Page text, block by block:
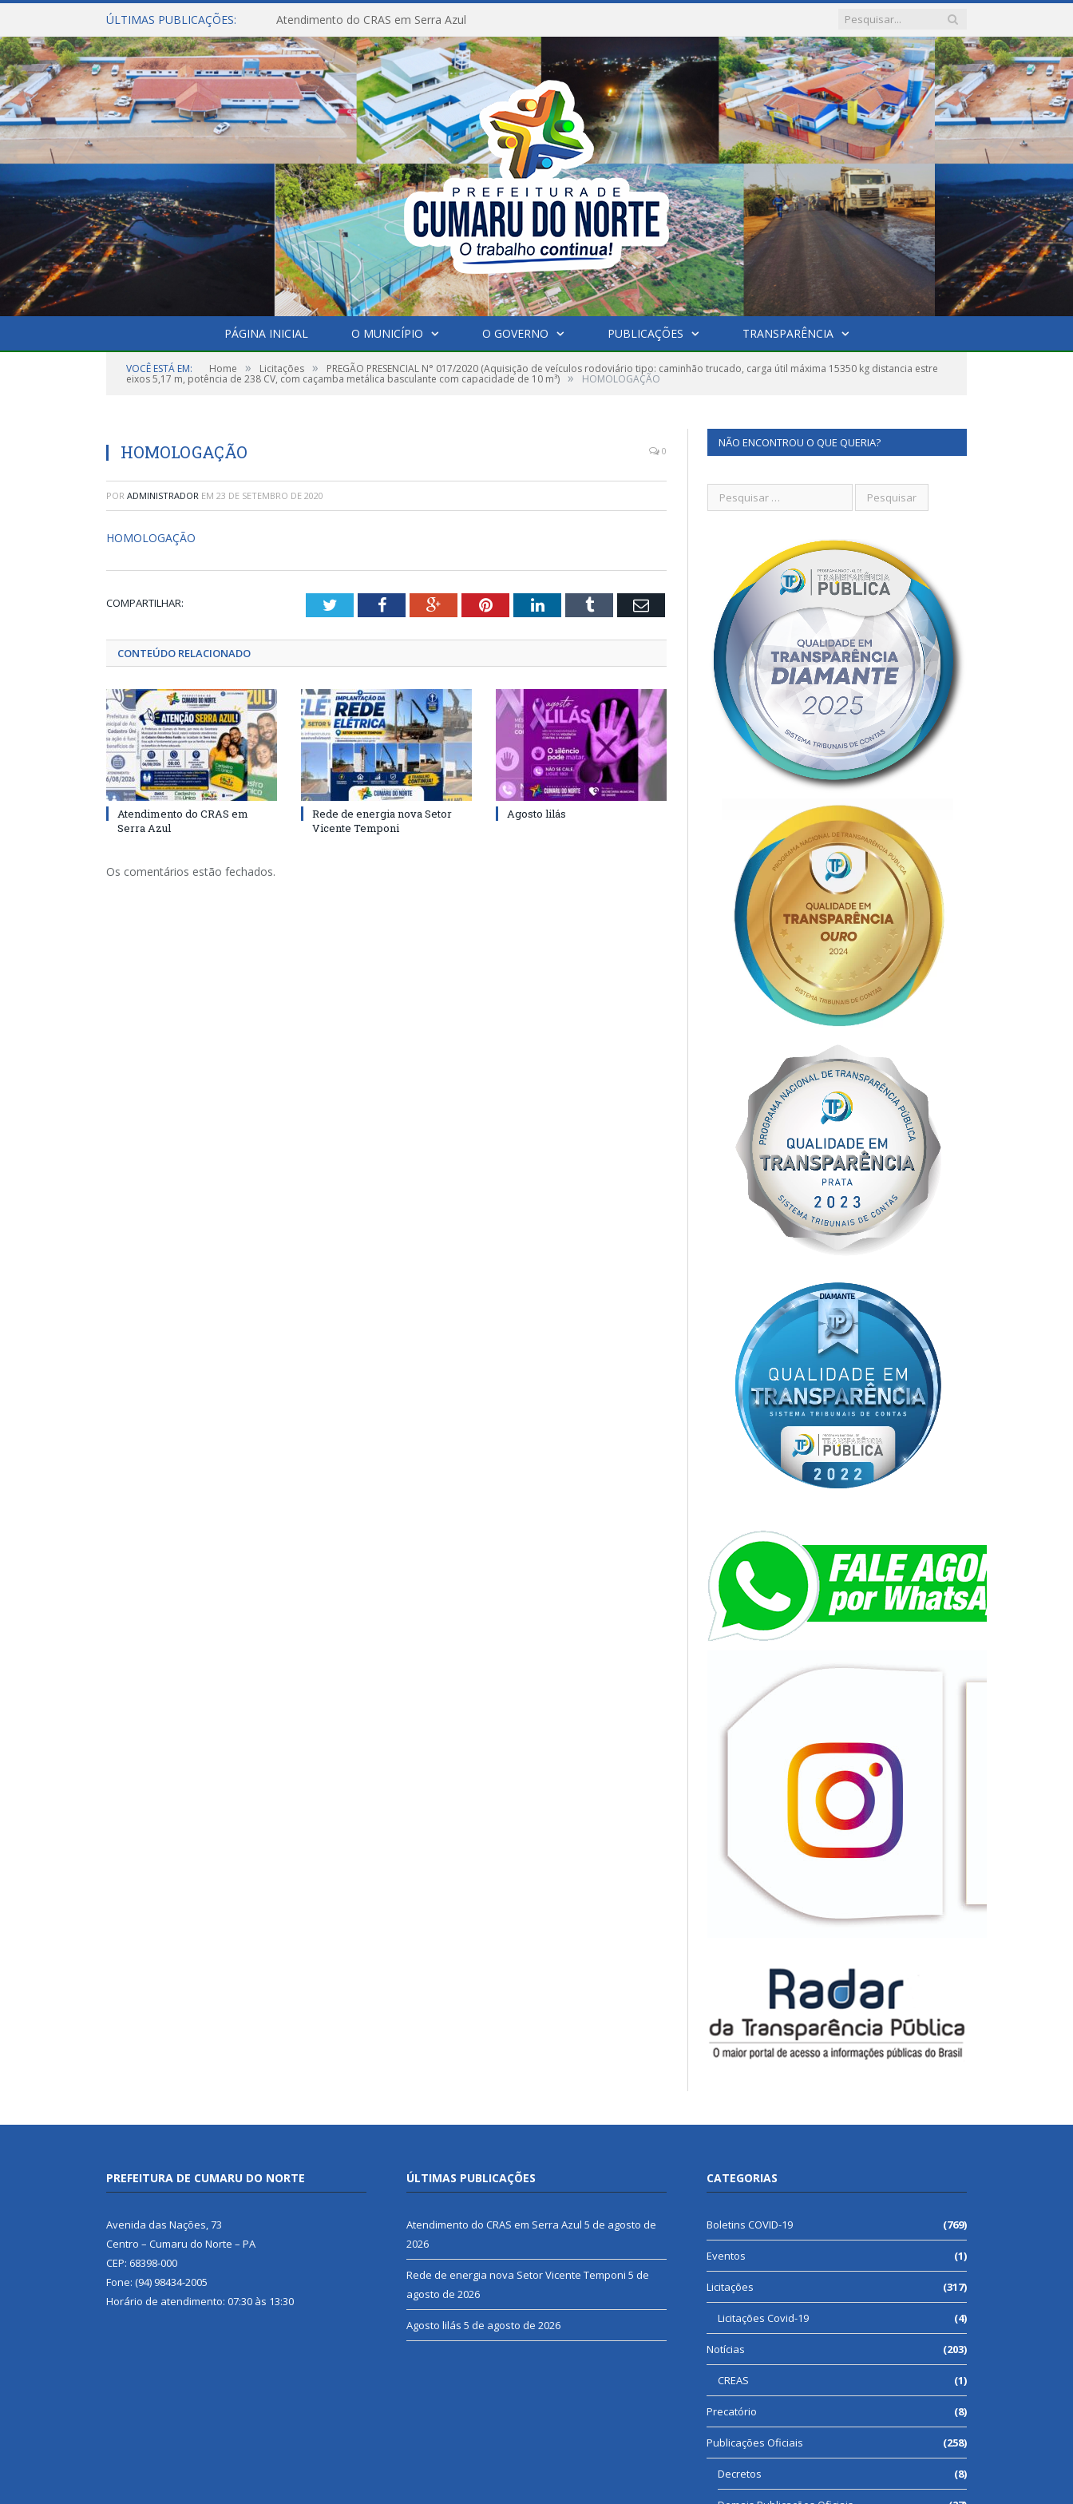
ÚLTIMAS PUBLICAÇÕES: Atendimento do CRAS em Serra Azul
PÁGINA INICIAL O MUNICÍPIO O GOVERNO PUBLICAÇÕES TRANSPARÊNCIA
VOCÊ ESTÁ EM: Home » Licitações » PREGÃO PRESENCIAL N° 017/2020 (Aquisição de veículos rodoviário tipo: caminhão trucado, carga útil máxima 15350 kg distancia estre
eixos 5,17 m, potência de 238 CV, com caçamba metálica basculante com capacidade de 10 m³) » HOMOLOGAÇÃO
HOMOLOGAÇÃO 0
POR ADMINISTRADOR EM 23 DE SETEMBRO DE 2020
HOMOLOGAÇÃO
COMPARTILHAR: TwitterFacebookGoogle+PinterestLinkedInTumblr Email
CONTEÚDO RELACIONADO
Atendimento do CRAS em
Serra Azul
Rede de energia nova Setor
Vicente Temponi
Agosto lilás
Os comentários estão fechados.
NÃO ENCONTROU O QUE QUERIA?
PREFEITURA DE CUMARU DO NORTE
Avenida das Nações, 73
Centro – Cumaru do Norte – PA
CEP: 68398-000
Fone: (94) 98434-2005
Horário de atendimento: 07:30 às 13:30
ÚLTIMAS PUBLICAÇÕES
Atendimento do CRAS em Serra Azul 5 de agosto de
2026
Rede de energia nova Setor Vicente Temponi 5 de
agosto de 2026
Agosto lilás 5 de agosto de 2026
CATEGORIAS
Boletins COVID-19 (769)
Eventos (1)
Licitações (317)
Licitações Covid-19 (4)
Notícias (203)
CREAS (1)
Precatório (8)
Publicações Oficiais (258)
Decretos (8)